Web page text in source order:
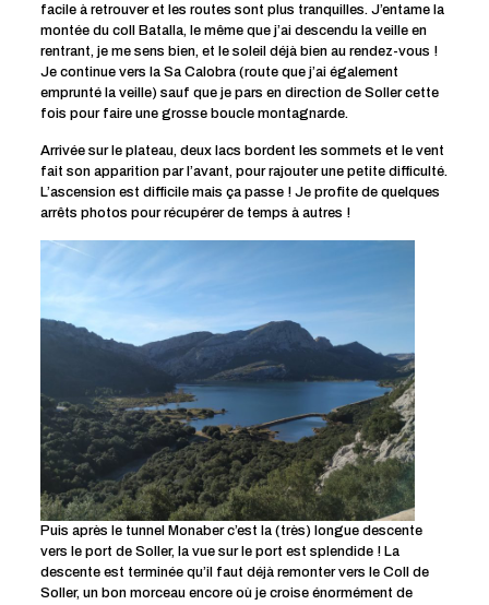
facile à retrouver et les routes sont plus tranquilles. J’entame la
montée du coll Batalla, le même que j’ai descendu la veille en
rentrant, je me sens bien, et le soleil déjà bien au rendez-vous !
Je continue vers la Sa Calobra (route que j’ai également
emprunté la veille) sauf que je pars en direction de Soller cette
fois pour faire une grosse boucle montagnarde.
Arrivée sur le plateau, deux lacs bordent les sommets et le vent
fait son apparition par l’avant, pour rajouter une petite difficulté.
L’ascension est difficile mais ça passe ! Je profite de quelques
arrêts photos pour récupérer de temps à autres !
Puis après le tunnel Monaber c’est la (très) longue descente
vers le port de Soller, la vue sur le port est splendide ! La
descente est terminée qu’il faut déjà remonter vers le Coll de
Soller, un bon morceau encore où je croise énormément de